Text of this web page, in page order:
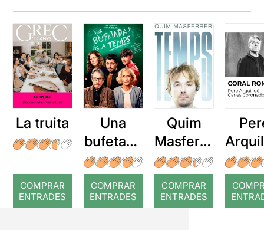
La truita
COMPRAR
ENTRADES
Una
bufetada
a temps
COMPRAR
ENTRADES
Quim
Masferre
r: Temps
COMPRAR
ENTRADES
: